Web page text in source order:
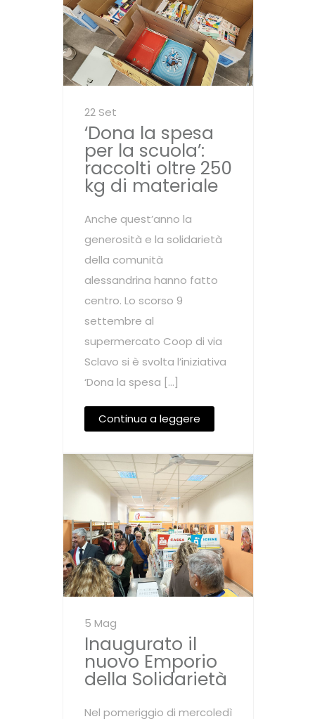
22 Set
‘Dona la spesa
per la scuola’:
raccolti oltre 250
kg di materiale
Anche quest’anno la
generosità e la solidarietà
della comunità
alessandrina hanno fatto
centro. Lo scorso 9
settembre al
supermercato Coop di via
Sclavo si è svolta l’iniziativa
‘Dona la spesa […]
Continua a leggere
5 Mag
Inaugurato il
nuovo Emporio
della Solidarietà
Nel pomeriggio di mercoledì